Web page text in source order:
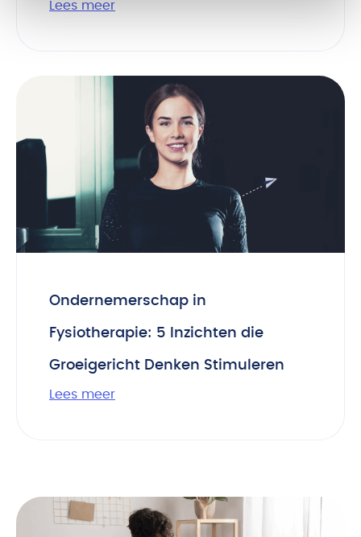
Lees meer
Ondernemerschap in
Fysiotherapie: 5 Inzichten die
Groeigericht Denken Stimuleren
Lees meer